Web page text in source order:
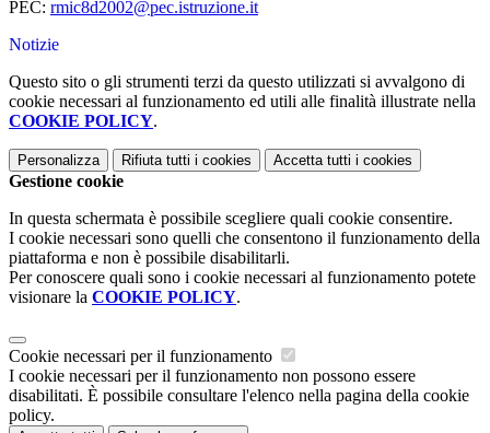
PEC: rmic8d2002@pec.istruzione.it
Notizie
Questo sito o gli strumenti terzi da questo utilizzati si avvalgono di
cookie necessari al funzionamento ed utili alle finalità illustrate nella
COOKIE POLICY.
Personalizza Rifiuta tutti i cookies Accetta tutti i cookies
Gestione cookie
In questa schermata è possibile scegliere quali cookie consentire.
I cookie necessari sono quelli che consentono il funzionamento della
piattaforma e non è possibile disabilitarli.
Per conoscere quali sono i cookie necessari al funzionamento potete
visionare la COOKIE POLICY.
Cookie necessari per il funzionamento
I cookie necessari per il funzionamento non possono essere
disabilitati. È possibile consultare l'elenco nella pagina della cookie
policy.